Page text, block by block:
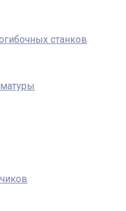
станков